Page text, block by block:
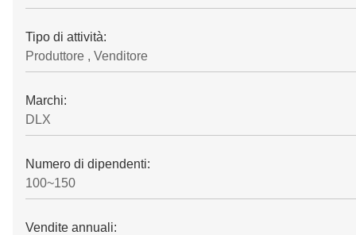
Tipo di attività:
Produttore , Venditore
Marchi:
DLX
Numero di dipendenti:
100~150
Vendite annuali: